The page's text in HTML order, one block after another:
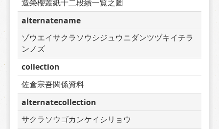
造榮櫻叢紙十二段續一覧之圖
alternatename
ゾウエイサクラソウシジュウニダンツヅキイチラ
ンノズ
collection
佐倉宗吾関係資料
alternatecollection
サクラソウゴカンケイシリョウ